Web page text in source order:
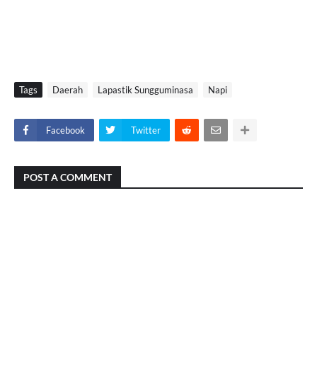
Tags Daerah Lapastik Sungguminasa Napi
Facebook Twitter
POST A COMMENT